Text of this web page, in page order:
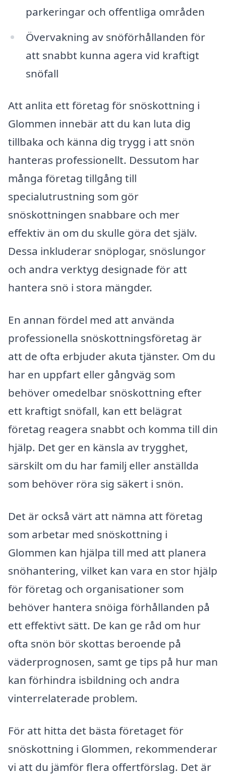
parkeringar och offentliga områden
Övervakning av snöförhållanden för
att snabbt kunna agera vid kraftigt
snöfall
Att anlita ett företag för snöskottning i
Glommen innebär att du kan luta dig
tillbaka och känna dig trygg i att snön
hanteras professionellt. Dessutom har
många företag tillgång till
specialutrustning som gör
snöskottningen snabbare och mer
effektiv än om du skulle göra det själv.
Dessa inkluderar snöplogar, snöslungor
och andra verktyg designade för att
hantera snö i stora mängder.
En annan fördel med att använda
professionella snöskottningsföretag är
att de ofta erbjuder akuta tjänster. Om du
har en uppfart eller gångväg som
behöver omedelbar snöskottning efter
ett kraftigt snöfall, kan ett belägrat
företag reagera snabbt och komma till din
hjälp. Det ger en känsla av trygghet,
särskilt om du har familj eller anställda
som behöver röra sig säkert i snön.
Det är också värt att nämna att företag
som arbetar med snöskottning i
Glommen kan hjälpa till med att planera
snöhantering, vilket kan vara en stor hjälp
för företag och organisationer som
behöver hantera snöiga förhållanden på
ett effektivt sätt. De kan ge råd om hur
ofta snön bör skottas beroende på
väderprognosen, samt ge tips på hur man
kan förhindra isbildning och andra
vinterrelaterade problem.
För att hitta det bästa företaget för
snöskottning i Glommen, rekommenderar
vi att du jämför flera offertförslag. Det är